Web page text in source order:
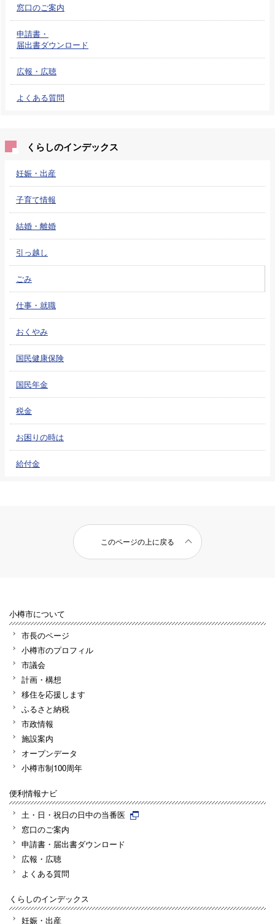
窓口のご案内
申請書・
届出書ダウンロード
広報・広聴
よくある質問
くらしのインデックス
妊娠・出産
子育て情報
結婚・離婚
引っ越し
ごみ
仕事・就職
おくやみ
国民健康保険
国民年金
税金
お困りの時は
給付金
このページの上に戻る
小樽市について
市長のページ
小樽市のプロフィル
市議会
計画・構想
移住を応援します
ふるさと納税
市政情報
施設案内
オープンデータ
小樽市制100周年
便利情報ナビ
土・日・祝日の日中の当番医
窓口のご案内
申請書・届出書ダウンロード
広報・広聴
よくある質問
くらしのインデックス
妊娠・出産